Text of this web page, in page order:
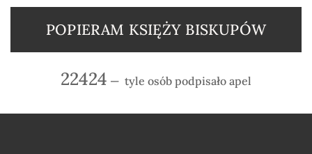
POPIERAM KSIĘŻY BISKUPÓW
22424 — tyle osób podpisało apel